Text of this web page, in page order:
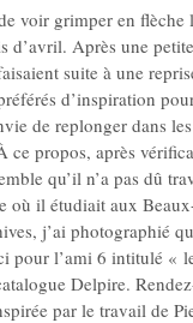
voir grimper en
Après une
suite à une
d’inspiration
de replonger dans
propos, après
qu’il n’a pas dû
où il étudiait aux
j’ai photographié
pour l’ami 6 intitulé «
Delpire.
par le travail de